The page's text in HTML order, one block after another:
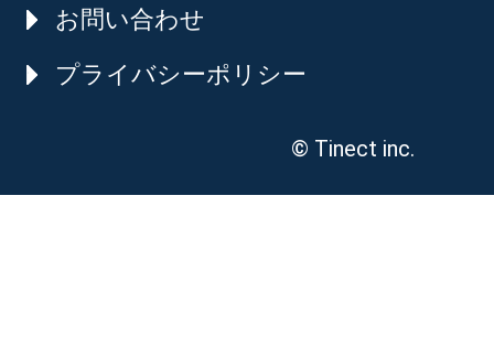
お問い合わせ
プライバシーポリシー
© Tinect inc.